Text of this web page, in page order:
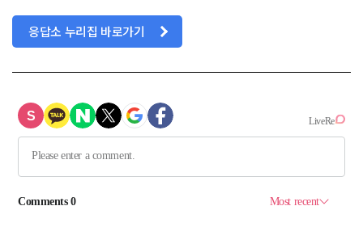
응답소 누리집 바로가기